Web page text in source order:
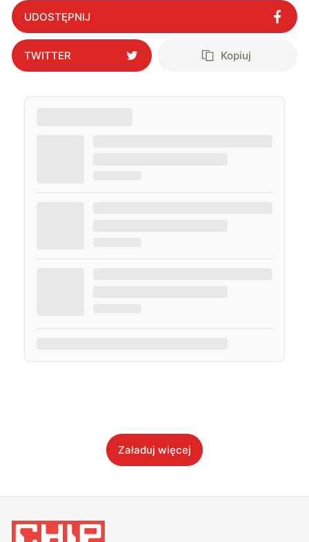
UDOSTĘPNIJ
TWITTER Kopiuj
Załaduj więcej